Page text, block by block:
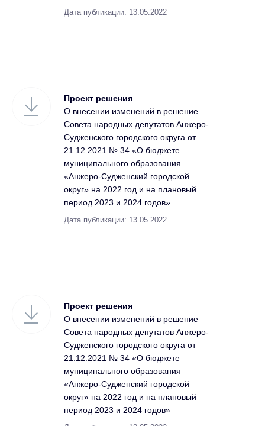
Дата публикации: 13.05.2022
Проект решения
О внесении изменений в решение
Совета народных депутатов Анжеро-
Судженского городского округа от
21.12.2021 № 34 «О бюджете
муниципального образования
«Анжеро-Судженский городской
округ» на 2022 год и на плановый
период 2023 и 2024 годов»
Дата публикации: 13.05.2022
Проект решения
О внесении изменений в решение
Совета народных депутатов Анжеро-
Судженского городского округа от
21.12.2021 № 34 «О бюджете
муниципального образования
«Анжеро-Судженский городской
округ» на 2022 год и на плановый
период 2023 и 2024 годов»